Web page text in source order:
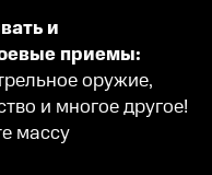
и
приемы:
оружие,
и многое другое!
массу